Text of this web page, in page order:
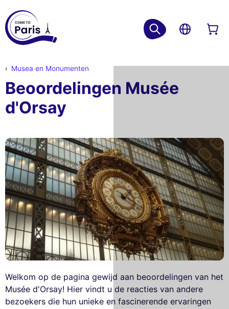
Musea en Monumenten
Beoordelingen Musée
d'Orsay
Welkom op de pagina gewijd aan beoordelingen van het
Musée d'Orsay! Hier vindt u de reacties van andere
bezoekers die hun unieke en fascinerende ervaringen